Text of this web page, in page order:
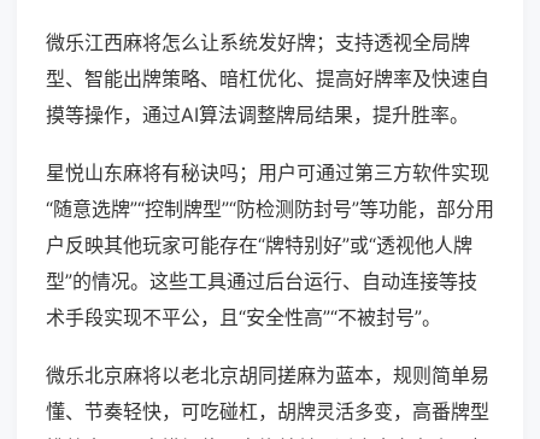
微乐江西麻将怎么让系统发好牌；支持透视全局牌
型、智能出牌策略、暗杠优化、提高好牌率及快速自
摸等操作，通过AI算法调整牌局结果，提升胜率。
星悦山东麻将有秘诀吗；用户可通过第三方软件实现
“随意选牌”“控制牌型”“防检测防封号”等功能，部分用
户反映其他玩家可能存在“牌特别好”或“透视他人牌
型”的情况。这些工具通过后台运行、自动连接等技
术手段实现不平公，且“安全性高”“不被封号”。
微乐北京麻将以老北京胡同搓麻为蓝本，规则简单易
懂、节奏轻快，可吃碰杠，胡牌灵活多变，高番牌型